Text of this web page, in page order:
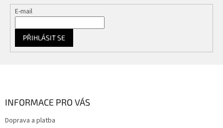
E-mail
PŘIHLÁSIT SE
INFORMACE PRO VÁS
Doprava a platba